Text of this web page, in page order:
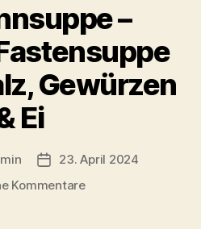
–
Gewürzen
Ei
Veröffentlichungsdatum
23. April 2024
Kommentarezu